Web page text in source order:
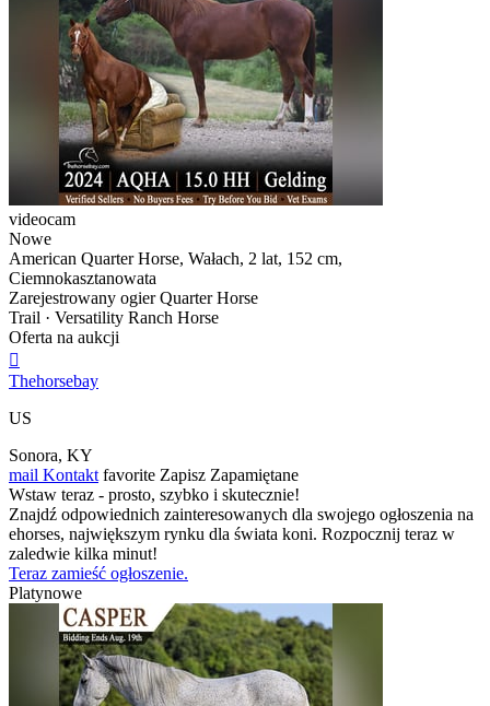
videocam
Nowe
American Quarter Horse, Wałach, 2 lat, 152 cm,
Ciemnokasztanowata
Zarejestrowany ogier Quarter Horse
Trail · Versatility Ranch Horse
Oferta na aukcji

Thehorsebay
US
Sonora, KY
mail Kontakt favorite Zapisz Zapamiętane
Wstaw teraz - prosto, szybko i skutecznie!
Znajdź odpowiednich zainteresowanych dla swojego ogłoszenia na
ehorses, największym rynku dla świata koni. Rozpocznij teraz w
zaledwie kilka minut!
Teraz zamieść ogłoszenie.
Platynowe